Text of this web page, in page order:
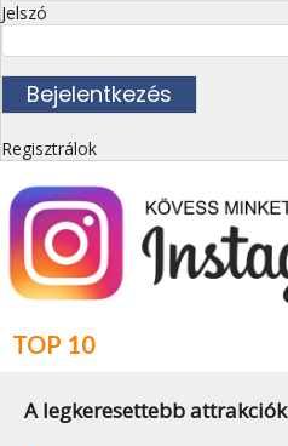
Jelszó
Regisztrálok
TOP 10
A legkeresettebb attrakciók